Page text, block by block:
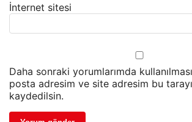
İnternet sitesi
Daha sonraki yorumlarımda
posta adresim ve site adresim bu
kaydedilsin.